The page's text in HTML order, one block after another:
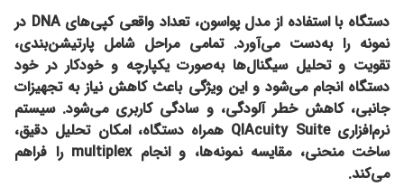
دستگاه با استفاده از مدل پواسون، تعداد واقعی کپی‌های DNA در
نمونه را به‌دست می‌آورد. تمامی مراحل شامل پارتیشن‌بندی،
تقویت و تحلیل سیگنال‌ها به‌صورت یکپارچه و خودکار در خود
دستگاه انجام می‌شود و این ویژگی باعث کاهش نیاز به تجهیزات
جانبی، کاهش خطر آلودگی، و سادگی کاربری می‌شود. سیستم
نرم‌افزاری QIAcuity Suite همراه دستگاه، امکان تحلیل دقیق،
ساخت منحنی، مقایسه نمونه‌ها، و انجام multiplex را فراهم
می‌کند.